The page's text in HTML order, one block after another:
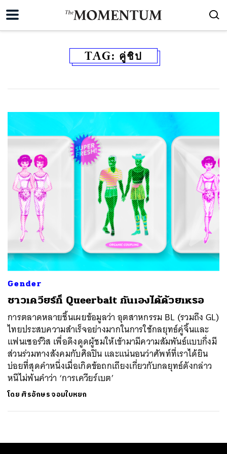
TAG: คู่ชิป
Gender
ชาวเควียร์ก็ Queerbait กันเองได้ด้วยเหรอ
การตลาดหลายชิ้นเผยข้อมูลว่า อุตสาหกรรม BL (รวมถึง GL)
ไทยประสบความสำเร็จอย่างมากในการใช้กลยุทธ์คู่จิ้นและ
แฟนเซอร์วิส เพื่อดึงดูดผู้ชมให้เข้ามามีความสัมพันธ์แบบกึ่งมี
ส่วนร่วมทางสังคมกับศิลปิน และแน่นอนว่าศัพท์ที่เราได้ยิน
บ่อยที่สุดคำหนึ่งเมื่อเกิดข้อถกเถียงเกี่ยวกับกลยุทธ์ดังกล่าว
หนีไม่พ้นคำว่า ‘การเควียร์เบต’
โดย ศิรอักษร จอมใบหยก
ค้นหา
SHARE TWEET LINE EMAIL